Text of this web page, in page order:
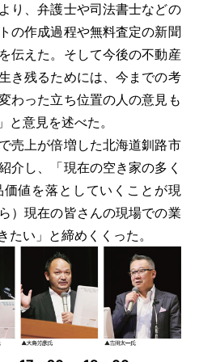
り、弁護士や司法書士などの
の作成過程や無料査定の新聞
伝えた。そして今後の不動産
き残るためには、今までの考
わった立ち位置の人の意見も
と意見を述べた。
売上が倍増した北海道釧路市
介し、「現在の空き家の多く
値を落としていくことが現
）現在の皆さんの現場での業
い」と締めくくった。